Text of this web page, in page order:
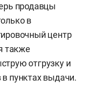
продавцы
в
центр
также
отгрузку и
пунктах выдачи.